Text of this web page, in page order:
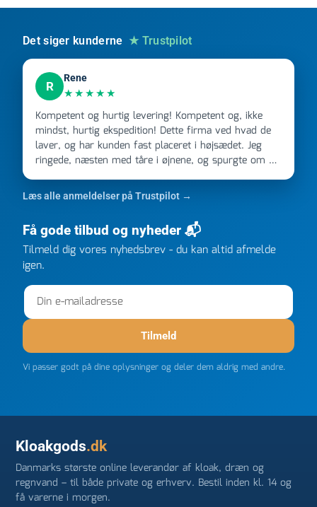
Det siger kunderne ★ Trustpilot
R
Rene
★★★★★
Kompetent og hurtig levering! Kompetent og, ikke
mindst, hurtig ekspedition! Dette firma ved hvad de
laver, og har kunden fast placeret i højsædet. Jeg
ringede, næsten med tåre i øjnene, og spurgte om de
kunne levere en stor ordre, fordi Davidsen A/S ikke
kunne overholde en 2 måneder gammel aftale. Jeg
ringede onsdag kl 16, og min store ordre kom dagen
efter kl 6.45! Kan slet ikke få armene ned, og næste
gang jeg skal bruge noget, vil jeg ringe til dem
FØRST. De varmeste og venligste hilsner fra Rene
Læs alle anmeldelser på Trustpilot →
Få gode tilbud og nyheder 📬
Tilmeld dig vores nyhedsbrev - du kan altid afmelde
igen.
Tilmeld
Vi passer godt på dine oplysninger og deler dem aldrig med andre.
Kloakgods.dk
Danmarks største online leverandør af kloak, dræn og
regnvand – til både private og erhverv. Bestil inden kl. 14 og
få varerne i morgen.